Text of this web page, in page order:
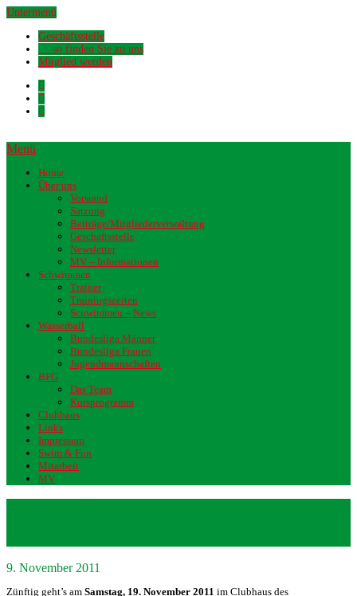
Untermenü
Geschäftsstelle
… so finden Sie zu uns
Mitglied werden
Menü
Home
Über uns
Vorstand
Satzung
Beiträge/Mitgliederverwaltung
Geschäftsstelle
Newsletter
MV – Informationen
Schwimmen
Trainer
Trainingszeiten
Schwimmen – News
Wasserball
Bundesliga Männer
Bundesliga Frauen
Jugendmannschaften
BFG
Das Team
Kursprogramm
Clubhaus
Links
Impressum
Swim & Fun
Mitarbeit
MV
9. November 2011
Zünftig geht’s am Samstag, 19. November 2011 im Clubhaus des